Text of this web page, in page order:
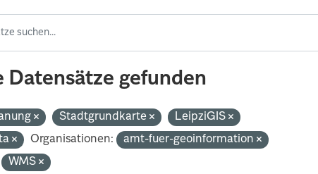
Datensätze gefunden
Stadtgrundkarte
LeipziGIS
Organisationen:
amt-fuer-geoinformation
WMS